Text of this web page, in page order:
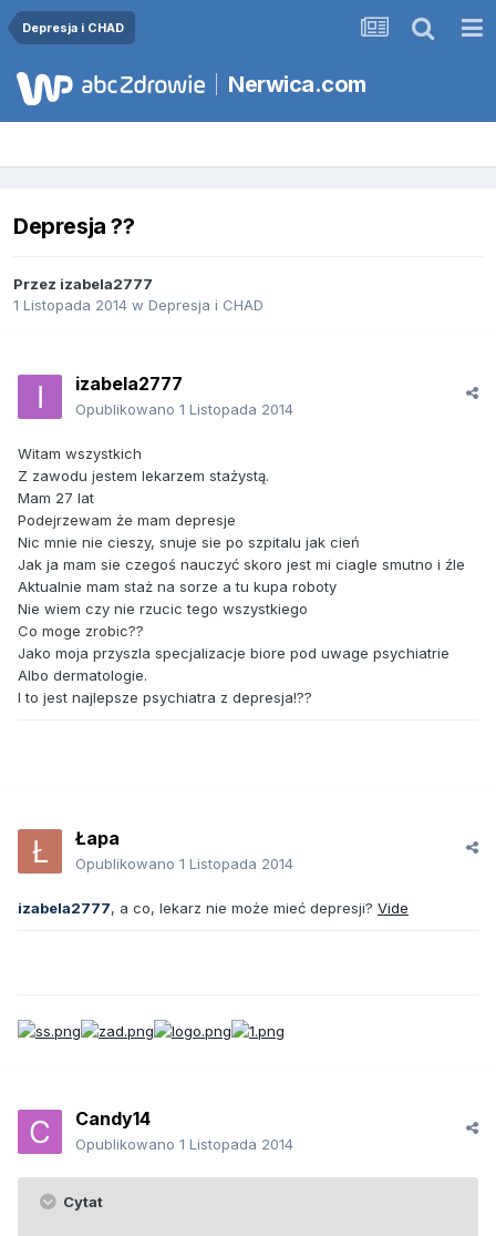
Depresja i CHAD
Nerwica.com
Depresja ??
Przez izabela2777
1 Listopada 2014 w Depresja i CHAD
izabela2777
Opublikowano 1 Listopada 2014
Witam wszystkich
Z zawodu jestem lekarzem stażystą.
Mam 27 lat
Podejrzewam że mam depresje
Nic mnie nie cieszy, snuje sie po szpitalu jak cień
Jak ja mam sie czegoś nauczyć skoro jest mi ciagle smutno i źle
Aktualnie mam staż na sorze a tu kupa roboty
Nie wiem czy nie rzucic tego wszystkiego
Co moge zrobic??
Jako moja przyszla specjalizacje biore pod uwage psychiatrie
Albo dermatologie.
I to jest najlepsze psychiatra z depresja!??
Łapa
Opublikowano 1 Listopada 2014
izabela2777, a co, lekarz nie może mieć depresji? Vide
Candy14
Opublikowano 1 Listopada 2014
Cytat